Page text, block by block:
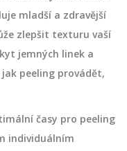
mladší a zdravější
zlepšit texturu vaší
jemných linek a
peeling provádět,
časy pro peeling
individuálním